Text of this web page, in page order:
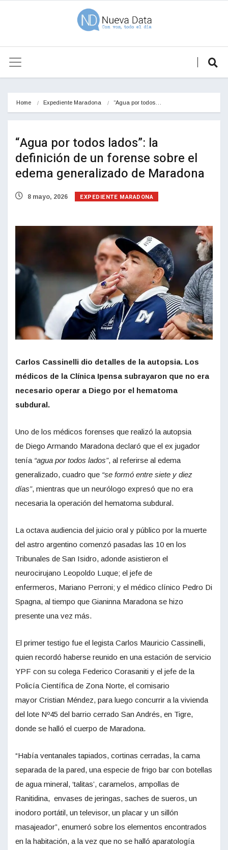
Home Expediente Maradona “Agua por todos…
“Agua por todos lados”: la
definición de un forense sobre el
edema generalizado de Maradona
8 mayo, 2026 EXPEDIENTE MARADONA
Carlos Cassinelli dio detalles de la autopsia. Los
médicos de la Clínica Ipensa subrayaron que no era
necesario operar a Diego por el hematoma
subdural.
Uno de los médicos forenses que realizó la autopsia
de Diego Armando Maradona declaró que el ex jugador
tenía “agua por todos lados”, al referirse al edema
generalizado, cuadro que “se formó entre siete y diez
días”, mientras que un neurólogo expresó que no era
necesaria la operación del hematoma subdural.
La octava audiencia del juicio oral y público por la muerte
del astro argentino comenzó pasadas las 10 en los
Tribunales de San Isidro, adonde asistieron el
neurocirujano Leopoldo Luque; el jefe de
enfermeros, Mariano Perroni; y el médico clínico Pedro Di
Spagna, al tiempo que Gianinna Maradona se hizo
presente una vez más.
El primer testigo fue el legista Carlos Mauricio Cassinelli,
quien recordó haberse reunido en una estación de servicio
YPF con su colega Federico Corasaniti y el jefe de la
Policía Científica de Zona Norte, el comisario
mayor Cristian Méndez, para luego concurrir a la vivienda
del lote Nº45 del barrio cerrado San Andrés, en Tigre,
donde se halló el cuerpo de Maradona.
“Había ventanales tapiados, cortinas cerradas, la cama
separada de la pared, una especie de frigo bar con botellas
de agua mineral, ‘talitas’, caramelos, ampollas de
Ranitidina, envases de jeringas, saches de sueros, un
inodoro portátil, un televisor, un placar y un sillón
masajeador”, enumeró sobre los elementos encontrados
en la habitación, a la vez que no se halló aparatología